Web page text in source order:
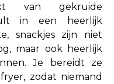
van gekruide
in een heerlijk
snackjes zijn niet
maar ook heerlijk
Je bereidt ze
zodat niemand